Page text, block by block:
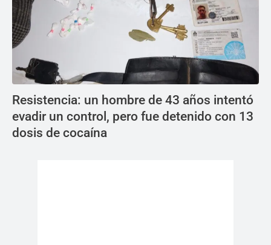
Resistencia: un hombre de 43 años intentó
evadir un control, pero fue detenido con 13
dosis de cocaína